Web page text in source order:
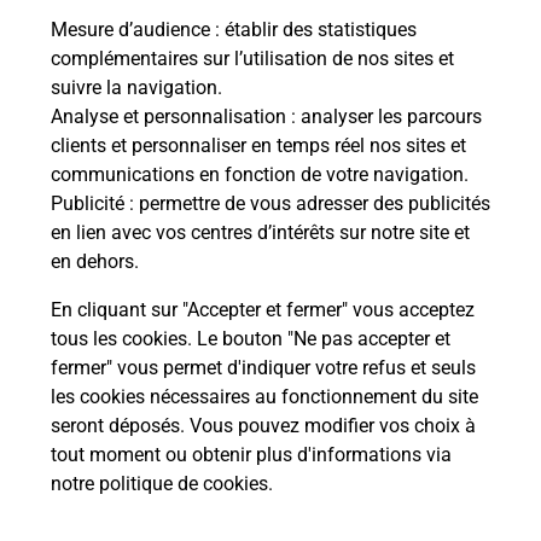
Mesure d’audience : établir des statistiques
complémentaires sur l’utilisation de nos sites et
suivre la navigation.
Analyse et personnalisation : analyser les parcours
clients et personnaliser en temps réel nos sites et
communications en fonction de votre navigation.
Publicité : permettre de vous adresser des publicités
en lien avec vos centres d’intérêts sur notre site et
en dehors.
En cliquant sur "Accepter et fermer" vous acceptez
tous les cookies. Le bouton "Ne pas accepter et
fermer" vous permet d'indiquer votre refus et seuls
les cookies nécessaires au fonctionnement du site
seront déposés. Vous pouvez modifier vos choix à
tout moment ou obtenir plus d'informations via
notre politique de cookies.
Boîte aux lettres La Poste
Prochaine collecte du courrierjeudià 09h00
7 Rue De La Mare Aux Loups
27160 Les Baux De Breteuil
Le lien s'ouvre dans un nouvel onglet
Localiser Liste Boîtes aux lettres Eure Les Baux De Breteuil